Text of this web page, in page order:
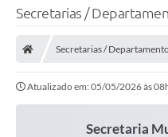
Secretarias /
Secretarias /
Atualizado em: 05/05/2026 às
Secretaria